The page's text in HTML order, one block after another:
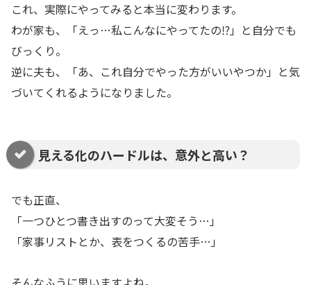
これ、実際にやってみると本当に変わります。
わが家も、「えっ…私こんなにやってたの⁉」と自分でも
びっくり。
逆に夫も、「あ、これ自分でやった方がいいやつか」と気
づいてくれるようになりました。
見える化のハードルは、意外と高い？
でも正直、
「一つひとつ書き出すのって大変そう…」
「家事リストとか、表をつくるの苦手…」